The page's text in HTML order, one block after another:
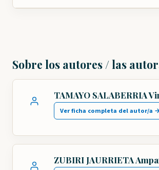
Sobre los autores / las
TAMAYO SALABERRIA
Ver ficha completa del autor/a
ZUBIRI JAURRIETA